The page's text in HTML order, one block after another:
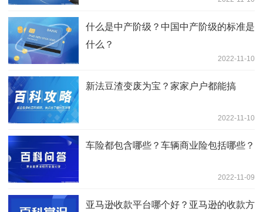
什么是中产阶级？中国中产阶级的标准是
什么？
2022-11-10
新法豆渣变废为宝？家家户户都能搞
2022-11-10
车险都包含哪些？车辆商业险包括哪些？
2022-11-09
亚马逊收款平台哪个好？亚马逊的收款方